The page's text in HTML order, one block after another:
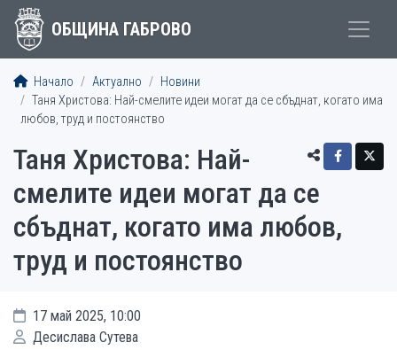
ОБЩИНА ГАБРОВО
Начало Актуално
Новини
Таня Христова: Най-смелите идеи могат да се сбъднат, когато има
любов, труд и постоянство
Таня Христова: Най-
смелите идеи могат да се
сбъднат, когато има любов,
труд и постоянство
17 май 2025, 10:00
Десислава Сутева